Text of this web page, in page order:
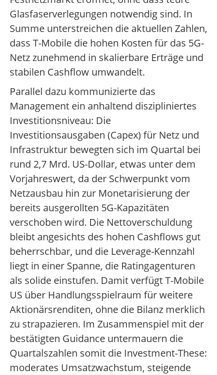
Glasfaserverlegungen notwendig sind. In
Summe unterstreichen die aktuellen Zahlen,
dass T-Mobile die hohen Kosten für das 5G-
Netz zunehmend in skalierbare Erträge und
stabilen Cashflow umwandelt.
Parallel dazu kommunizierte das
Management ein anhaltend diszipliniertes
Investitionsniveau: Die
Investitionsausgaben (Capex) für Netz und
Infrastruktur bewegten sich im Quartal bei
rund 2,7 Mrd. US-Dollar, etwas unter dem
Vorjahreswert, da der Schwerpunkt vom
Netzausbau hin zur Monetarisierung der
bereits ausgerollten 5G-Kapazitäten
verschoben wird. Die Nettoverschuldung
bleibt angesichts des hohen Cashflows gut
beherrschbar, und die Leverage-Kennzahl
liegt in einer Spanne, die Ratingagenturen
als solide einstufen. Damit verfügt T-Mobile
US über Handlungsspielraum für weitere
Aktionärsrenditen, ohne die Bilanz merklich
zu strapazieren. Im Zusammenspiel mit der
bestätigten Guidance untermauern die
Quartalszahlen somit die Investment-These:
moderates Umsatzwachstum, steigende